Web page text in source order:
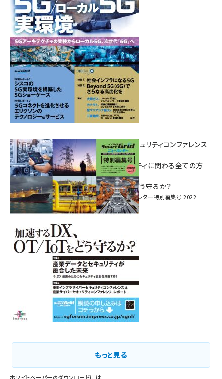
重要インフラサイバーセキュリティコンファレンス
特別電子版！
― 産業サイバーセキュリティに関わる全ての方
へ！ ―
加速するDX、OT/IoTをどう守るか？
インプレス SmartGridニューズレター特別編集号 2022
Vol.1
もっと見る
ホワイトペーパーのダウンロードには